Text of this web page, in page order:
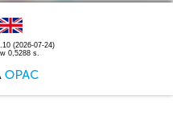
(2026-07-24)
0,5288 s.